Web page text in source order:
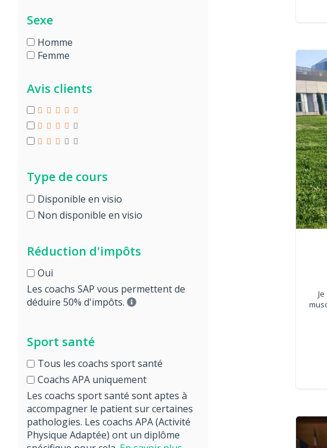
Sexe
Homme
Femme
Avis clients
Type de cours
Disponible en visio
Non disponible en visio
Réduction d'impôts
Oui
Les coachs SAP vous permettent de
déduire 50% d'impôts.
Sport santé
Tous les coachs sport santé
Coachs APA uniquement
Les coachs sport santé sont aptes à
accompagner le patient sur certaines
pathologies. Les coachs APA (Activité
Physique Adaptée) ont un diplôme